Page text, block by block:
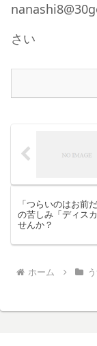
さい
「つらいのはお前
の苦しみ「ディス
せんか？
ホーム